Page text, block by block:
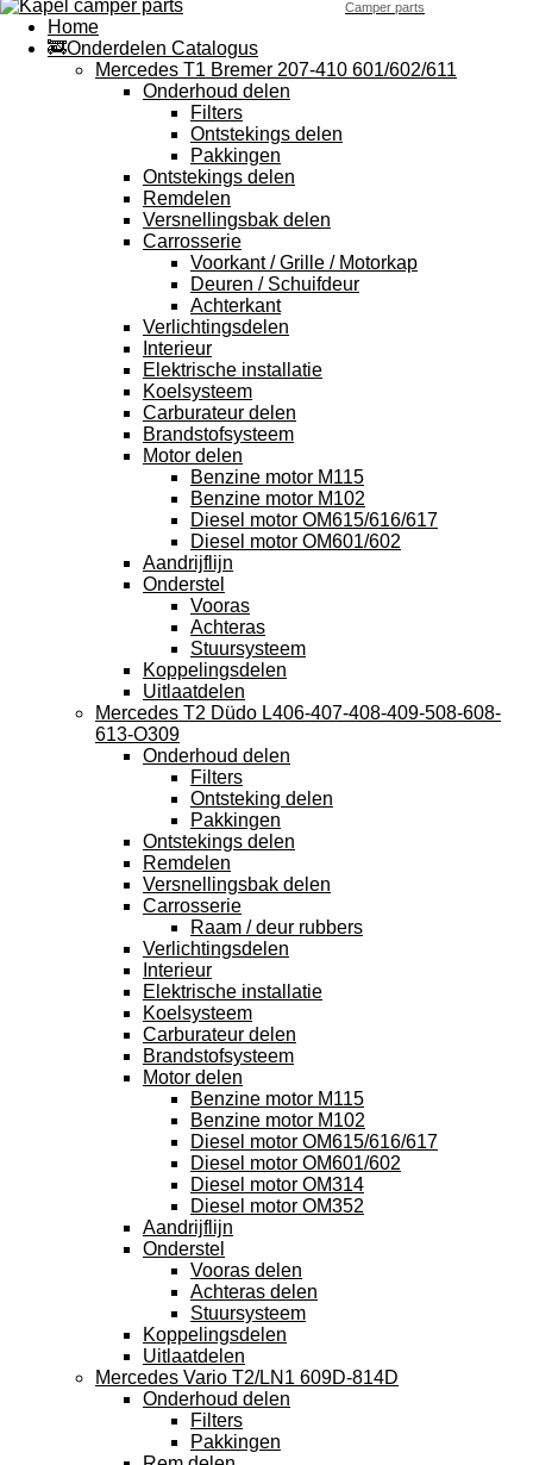
Camper parts
Home
🚒Onderdelen Catalogus
Mercedes T1 Bremer 207-410 601/602/611
Onderhoud delen
Filters
Ontstekings delen
Pakkingen
Ontstekings delen
Remdelen
Versnellingsbak delen
Carrosserie
Voorkant / Grille / Motorkap
Deuren / Schuifdeur
Achterkant
Verlichtingsdelen
Interieur
Elektrische installatie
Koelsysteem
Carburateur delen
Brandstofsysteem
Motor delen
Benzine motor M115
Benzine motor M102
Diesel motor OM615/616/617
Diesel motor OM601/602
Aandrijflijn
Onderstel
Vooras
Achteras
Stuursysteem
Koppelingsdelen
Uitlaatdelen
Mercedes T2 Düdo L406-407-408-409-508-608-
613-O309
Onderhoud delen
Filters
Ontsteking delen
Pakkingen
Ontstekings delen
Remdelen
Versnellingsbak delen
Carrosserie
Raam / deur rubbers
Verlichtingsdelen
Interieur
Elektrische installatie
Koelsysteem
Carburateur delen
Brandstofsysteem
Motor delen
Benzine motor M115
Benzine motor M102
Diesel motor OM615/616/617
Diesel motor OM601/602
Diesel motor OM314
Diesel motor OM352
Aandrijflijn
Onderstel
Vooras delen
Achteras delen
Stuursysteem
Koppelingsdelen
Uitlaatdelen
Mercedes Vario T2/LN1 609D-814D
Onderhoud delen
Filters
Pakkingen